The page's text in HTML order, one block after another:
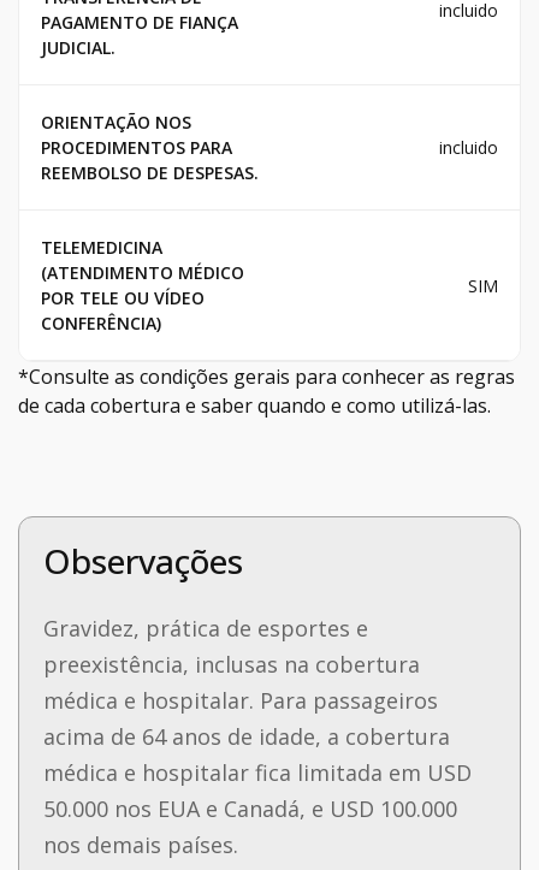
PAGAMENTO DE FIANÇA
JUDICIAL.
incluido
ORIENTAÇÃO NOS
PROCEDIMENTOS PARA
REEMBOLSO DE DESPESAS.
incluido
TELEMEDICINA
(ATENDIMENTO MÉDICO
POR TELE OU VÍDEO
CONFERÊNCIA)
SIM
*Consulte as condições gerais para conhecer as regras
de cada cobertura e saber quando e como utilizá-las.
Observações
Gravidez, prática de esportes e
preexistência, inclusas na cobertura
médica e hospitalar. Para passageiros
acima de 64 anos de idade, a cobertura
médica e hospitalar fica limitada em USD
50.000 nos EUA e Canadá, e USD 100.000
nos demais países.